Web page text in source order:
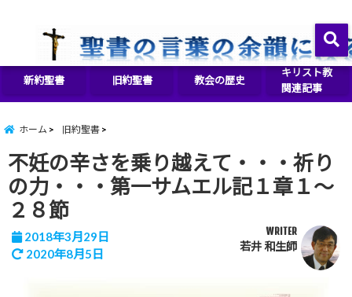
新約聖書 旧約聖書 教会の歴史
キリスト教
関連記事
ホーム 旧約聖書
不妊の辛さを乗り越えて・・・祈り
の力・・・第一サムエル記１章１～
２８節
2018年3月29日
2020年8月5日
WRITER
若井 和生師